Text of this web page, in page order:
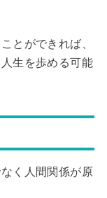
とができれば、
生を歩める可能
く人間関係が原